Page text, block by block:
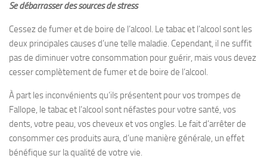
Se débarrasser des sources de stress
Cessez de fumer et de boire de l’alcool. Le tabac et l’alcool sont les
deux principales causes d’une telle maladie. Cependant, il ne suffit
pas de diminuer votre consommation pour guérir, mais vous devez
cesser complètement de fumer et de boire de l’alcool.
À part les inconvénients qu’ils présentent pour vos trompes de
Fallope, le tabac et l’alcool sont néfastes pour votre santé, vos
dents, votre peau, vos cheveux et vos ongles. Le fait d’arrêter de
consommer ces produits aura, d’une manière générale, un effet
bénéfique sur la qualité de votre vie.